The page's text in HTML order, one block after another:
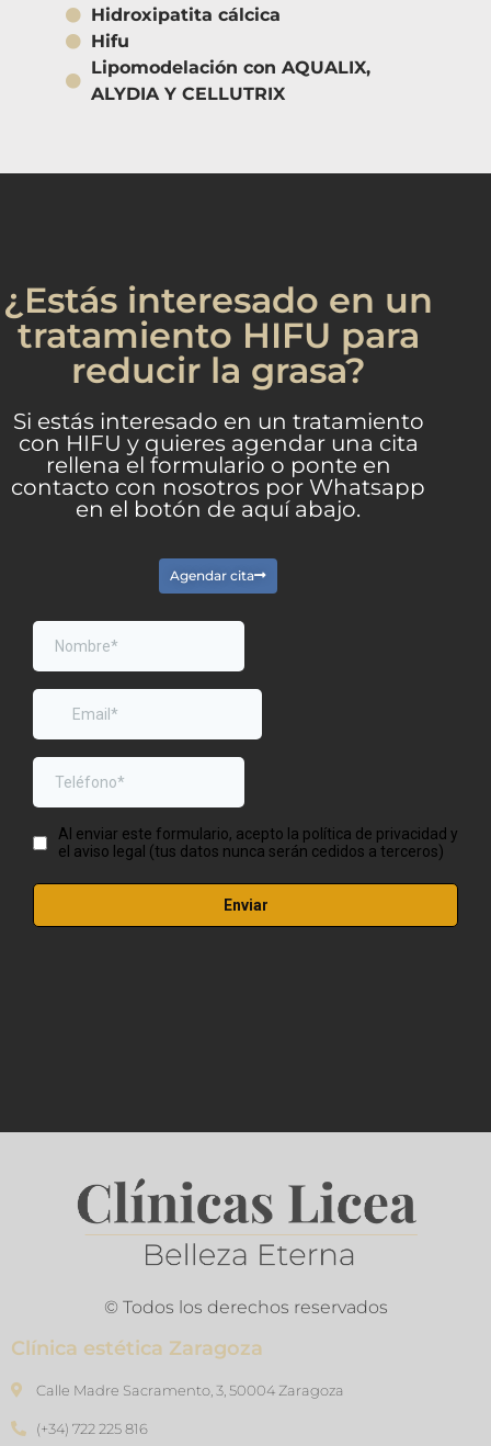
Hidroxipatita cálcica
Hifu
Lipomodelación con AQUALIX,
ALYDIA Y CELLUTRIX
¿Estás interesado en un
tratamiento HIFU para
reducir la grasa?
Si estás interesado en un tratamiento
con HIFU y quieres agendar una cita
rellena el formulario o ponte en
contacto con nosotros por Whatsapp
en el botón de aquí abajo.
Agendar cita
© Todos los derechos reservados
Clínica estética Zaragoza
Calle Madre Sacramento, 3, 50004 Zaragoza
(+34) 722 225 816